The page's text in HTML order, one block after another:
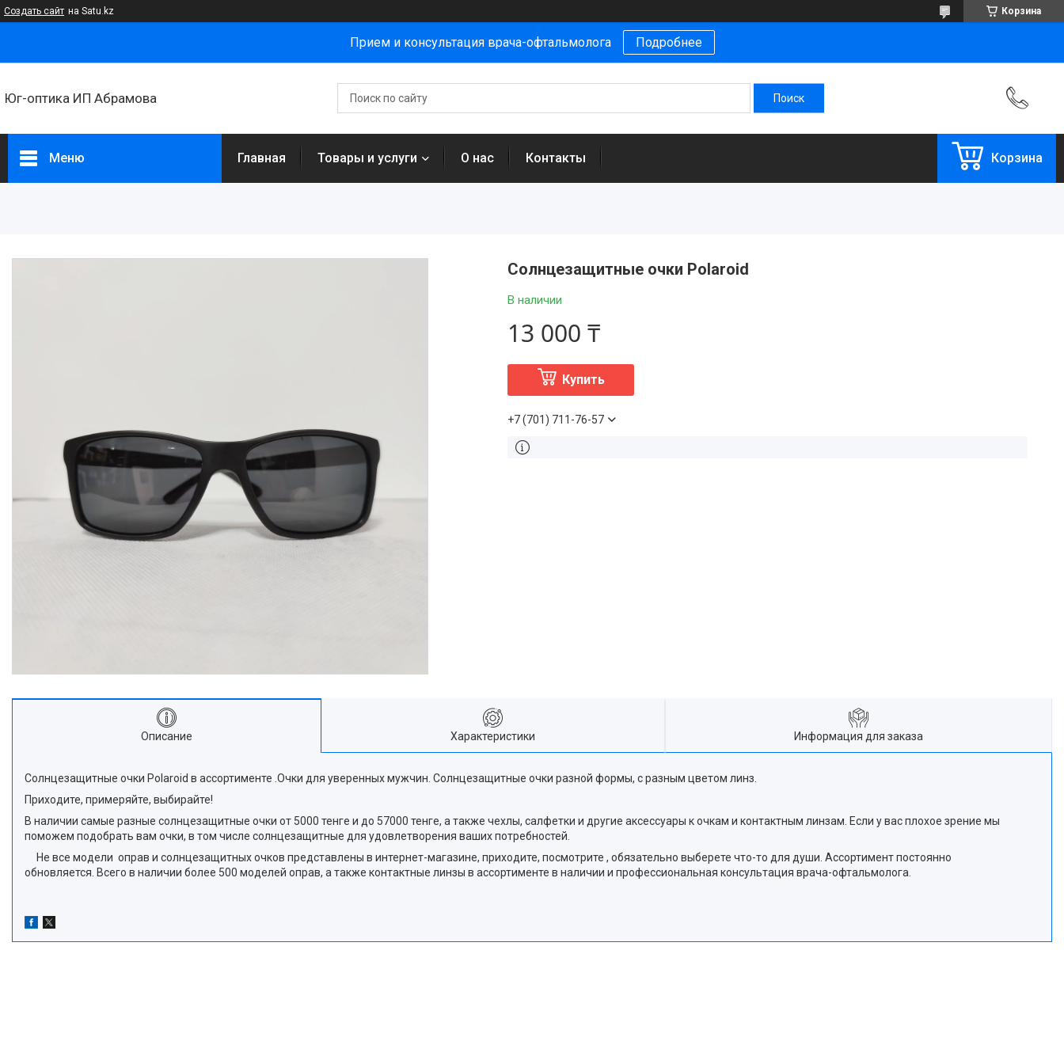
Создать сайт на Satu.kz Корзина
Прием и консультация врача-офтальмолога Подробнее
Юг-оптика ИП Абрамова
Меню Главная Товары и услуги О нас Контакты Корзина
Солнцезащитные очки Polaroid
В наличии
13 000 ₸
Купить
+7 (701) 711-76-57
Описание Характеристики Информация для заказа
Солнцезащитные очки Polaroid в ассортименте .Очки для уверенных мужчин. Солнцезащитные очки разной формы, с разным цветом линз.
Приходите, примеряйте, выбирайте!
В наличии самые разные солнцезащитные очки от 5000 тенге и до 57000 тенге, а также чехлы, салфетки и другие аксессуары к очкам и контактным линзам. Если у вас плохое зрение мы
поможем подобрать вам очки, в том числе солнцезащитные для удовлетворения ваших потребностей.
Не все модели оправ и солнцезащитных очков представлены в интернет-магазине, приходите, посмотрите , обязательно выберете что-то для души. Ассортимент постоянно
обновляется. Всего в наличии более 500 моделей оправ, а также контактные линзы в ассортименте в наличии и профессиональная консультация врача-офтальмолога.